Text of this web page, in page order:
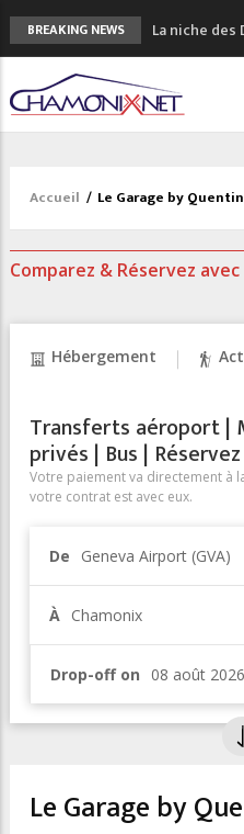
BREAKING NEWS
La niche des
sécheresse
3 bonnes
Musée du
Accidents
Craft ouvre
Accueil / Le Garage by Quentin
Comparez & Réservez
Hébergement
Transferts aéroport |
privés | Bus |
Votre paiement va directement à
votre contrat est avec eux.
De Geneva Airport (GVA)
À Chamonix
Drop-off on
Le Garage by